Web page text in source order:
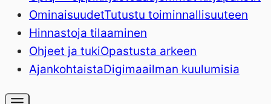
OminaisuudetTutustu toiminnallisuuteen
Hinnastoja tilaaminen
Ohjeet ja tukiOpastusta arkeen
AjankohtaistaDigimaailman kuulumisia